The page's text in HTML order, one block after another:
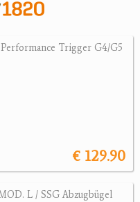
Trigger G4/G5
€ 129.90
L / SSG Abzugbügel